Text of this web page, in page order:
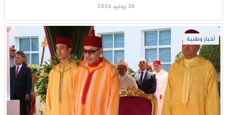
30 يوليو 2026
أخبار وطنية